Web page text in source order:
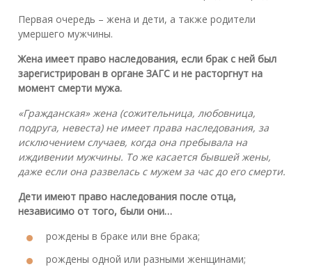
Первая очередь – жена и дети, а также родители
умершего мужчины.
Жена имеет право наследования, если брак с ней был
зарегистрирован в органе ЗАГС и не расторгнут на
момент смерти мужа.
«Гражданская» жена (сожительница, любовница,
подруга, невеста) не имеет права наследования, за
исключением случаев, когда она пребывала на
иждивении мужчины. То же касается бывшей жены,
даже если она развелась с мужем за час до его смерти.
Дети имеют право наследования после отца,
независимо от того, были они…
рождены в браке или вне брака;
рождены одной или разными женщинами;